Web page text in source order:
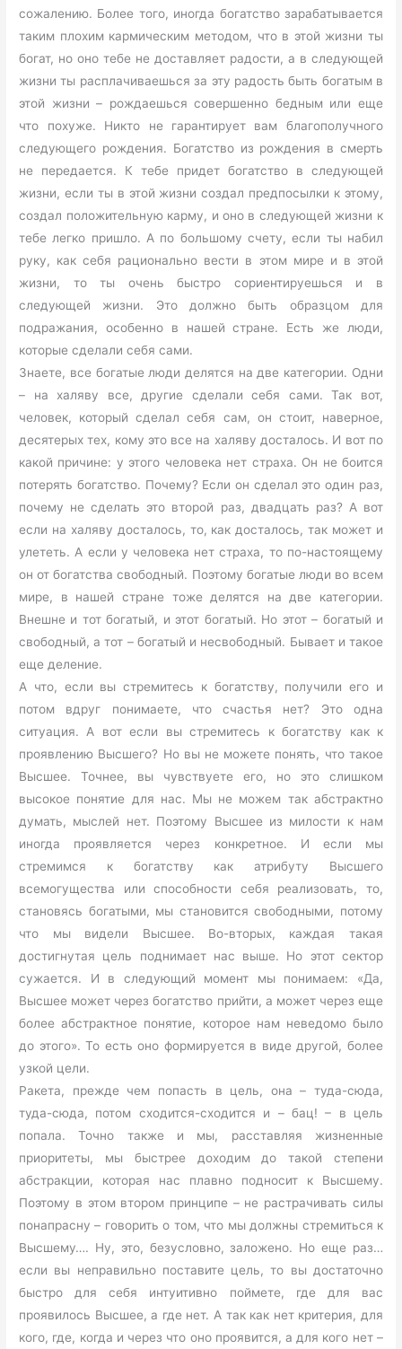
сожалению. Более того, иногда богатство зарабатывается
таким плохим кармическим методом, что в этой жизни ты
богат, но оно тебе не доставляет радости, а в следующей
жизни ты расплачиваешься за эту радость быть богатым в
этой жизни – рождаешься совершенно бедным или еще
что похуже. Никто не гарантирует вам благополучного
следующего рождения. Богатство из рождения в смерть
не передается. К тебе придет богатство в следующей
жизни, если ты в этой жизни создал предпосылки к этому,
создал положительную карму, и оно в следующей жизни к
тебе легко пришло. А по большому счету, если ты набил
руку, как себя рационально вести в этом мире и в этой
жизни, то ты очень быстро сориентируешься и в
следующей жизни. Это должно быть образцом для
подражания, особенно в нашей стране. Есть же люди,
которые сделали себя сами.
Знаете, все богатые люди делятся на две категории. Одни
– на халяву все, другие сделали себя сами. Так вот,
человек, который сделал себя сам, он стоит, наверное,
десятерых тех, кому это все на халяву досталось. И вот по
какой причине: у этого человека нет страха. Он не боится
потерять богатство. Почему? Если он сделал это один раз,
почему не сделать это второй раз, двадцать раз? А вот
если на халяву досталось, то, как досталось, так может и
улететь. А если у человека нет страха, то по-настоящему
он от богатства свободный. Поэтому богатые люди во всем
мире, в нашей стране тоже делятся на две категории.
Внешне и тот богатый, и этот богатый. Но этот – богатый и
свободный, а тот – богатый и несвободный. Бывает и такое
еще деление.
А что, если вы стремитесь к богатству, получили его и
потом вдруг понимаете, что счастья нет? Это одна
ситуация. А вот если вы стремитесь к богатству как к
проявлению Высшего? Но вы не можете понять, что такое
Высшее. Точнее, вы чувствуете его, но это слишком
высокое понятие для нас. Мы не можем так абстрактно
думать, мыслей нет. Поэтому Высшее из милости к нам
иногда проявляется через конкретное. И если мы
стремимся к богатству как атрибуту Высшего
всемогущества или способности себя реализовать, то,
становясь богатыми, мы становится свободными, потому
что мы видели Высшее. Во-вторых, каждая такая
достигнутая цель поднимает нас выше. Но этот сектор
сужается. И в следующий момент мы понимаем: «Да,
Высшее может через богатство прийти, а может через еще
более абстрактное понятие, которое нам неведомо было
до этого». То есть оно формируется в виде другой, более
узкой цели.
Ракета, прежде чем попасть в цель, она – туда-сюда,
туда-сюда, потом сходится-сходится и – бац! – в цель
попала. Точно также и мы, расставляя жизненные
приоритеты, мы быстрее доходим до такой степени
абстракции, которая нас плавно подносит к Высшему.
Поэтому в этом втором принципе – не растрачивать силы
понапрасну – говорить о том, что мы должны стремиться к
Высшему…. Ну, это, безусловно, заложено. Но еще раз…
если вы неправильно поставите цель, то вы достаточно
быстро для себя интуитивно поймете, где для вас
проявилось Высшее, а где нет. А так как нет критерия, для
кого, где, когда и через что оно проявится, а для кого нет –